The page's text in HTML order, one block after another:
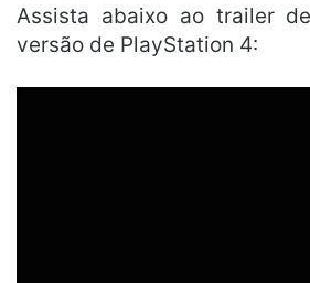
Assista abaixo ao trailer
versão de PlayStation 4: